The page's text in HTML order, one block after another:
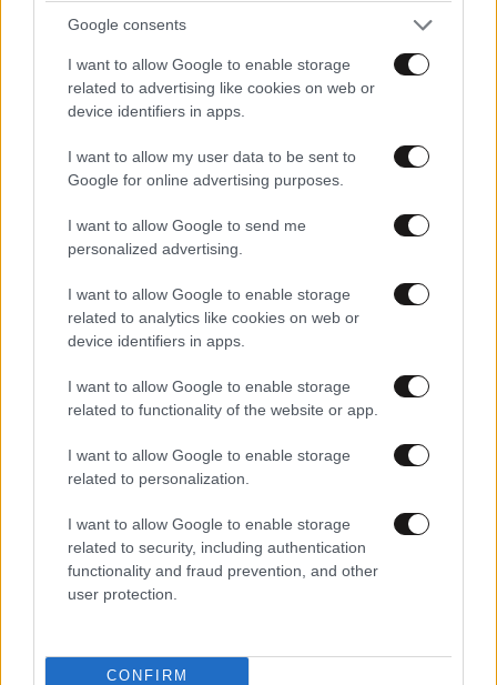
Google consents
I want to allow Google to enable storage
related to advertising like cookies on web or
device identifiers in apps.
I want to allow my user data to be sent to
Google for online advertising purposes.
I want to allow Google to send me
personalized advertising.
I want to allow Google to enable storage
related to analytics like cookies on web or
device identifiers in apps.
I want to allow Google to enable storage
related to functionality of the website or app.
I want to allow Google to enable storage
related to personalization.
I want to allow Google to enable storage
related to security, including authentication
functionality and fraud prevention, and other
user protection.
CONFIRM
διαιτησία και Πρωταθλητής στις βολές!
Απαντήστε
Ξεχάστε τις βολές,βρείτε κάτι άλλο..για να σας
Αυτή η επιτυχία έγινε με έλληνες αποκλειστικά
μέλλον τότε ας φροντίσουμε να δημιουργήσουμε
σχολές μπάσκετ δίνοντας έτσι παίκτες που θα
αντικαταστήσουν τους β και γ κατηγορίας
Αμερικανούς παίκτες.
Απαντήστε